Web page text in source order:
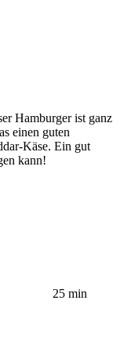
Hamburger ist ganz
einen guten
Käse. Ein gut
kann!
25 min